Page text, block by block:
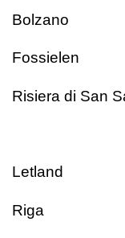
Bolzano
Fossielen
Risiera di San
Letland
Riga